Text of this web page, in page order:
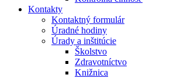
Kontakty
Kontaktný formulár
Úradné hodiny
Úrady a inštitúcie
Školstvo
Zdravotníctvo
Knižnica